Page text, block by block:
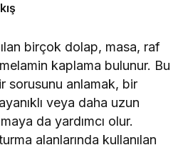
birçok dolap, masa, raf
kaplama bulunur. Bu
sorusunu anlamak, bir
veya daha uzun
da yardımcı olur.
alanlarında kullanılan